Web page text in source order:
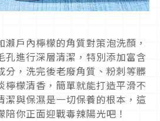
戶內檸檬的角質對策泡洗顏，
孔進行深層清潔，特別添加富含
分，洗完後老廢角質、粉刺等髒
檸檬清香，簡單就能打造平滑不
潔與保濕是一切保養的根本，這
你正面迎戰毒辣陽光吧！